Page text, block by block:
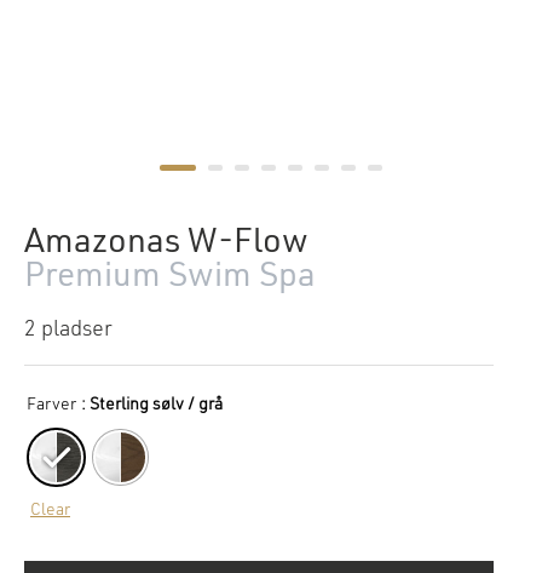
Amazonas W-Flow
Premium Swim Spa
2 pladser
Farver : Sterling sølv / grå
Clear